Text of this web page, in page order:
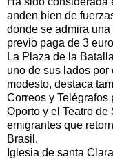
anden bien de
donde se admira
previo paga de 3
La Plaza de la
uno de sus lados por
modesto, destaca
Correos y Telégrafos
Oporto y el Teatro
emigrantes que
Brasil.
Iglesia de santa